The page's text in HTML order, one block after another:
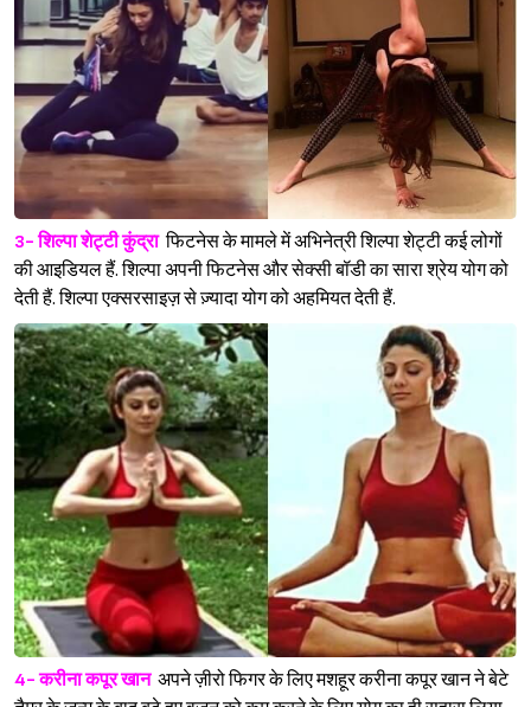
3- शिल्पा शेट्टी कुंद्रा फिटनेस के मामले में अभिनेत्री शिल्पा शेट्टी कई लोगों
की आइडियल हैं. शिल्पा अपनी फिटनेस और सेक्सी बॉडी का सारा श्रेय योग को
देती हैं. शिल्पा एक्सरसाइज़ से ज़्यादा योग को अहमियत देती हैं.
4- करीना कपूर खान अपने ज़ीरो फिगर के लिए मशहूर करीना कपूर खान ने बेटे